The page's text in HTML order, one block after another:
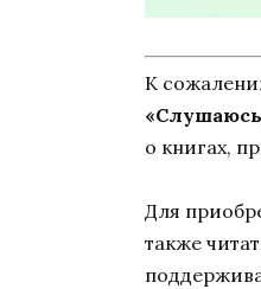
К
о книгах,
Для
также